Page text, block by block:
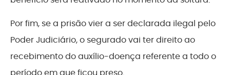
Por fim, se a prisão vier a ser declarada ilegal pelo
Poder Judiciário, o segurado vai ter direito ao
recebimento do auxílio-doença referente a todo o